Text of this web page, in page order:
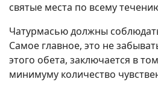
святые места по всему
Чатурмасью должны
Самое главное, это не
этого обета, заключается в
минимуму количество